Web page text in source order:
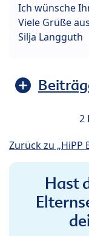
Ich wünsche
Viele Grüße
Silja Langguth
2
Zurück zu „HiPP
Hast